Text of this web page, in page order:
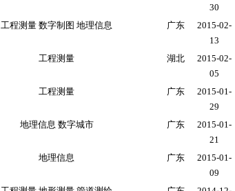
30
工程测量 数字制图 地理信息 广东
2015-02-
13
工程测量 湖北
2015-02-
05
工程测量 广东
2015-01-
29
地理信息 数字城市 广东
2015-01-
21
地理信息 广东
2015-01-
09